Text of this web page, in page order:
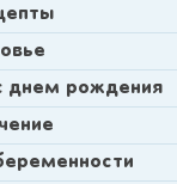
днем рождения